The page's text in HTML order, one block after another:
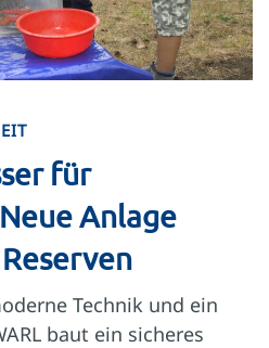
für
Anlage
Technik und ein
baut ein sicheres